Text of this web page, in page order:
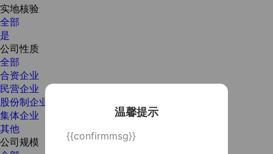
温馨提示
{{confirmmsg}}
实地核验
全部
是
公司性质
全部
合资企业
民营企业
股份制企业
集体企业
其他
公司规模